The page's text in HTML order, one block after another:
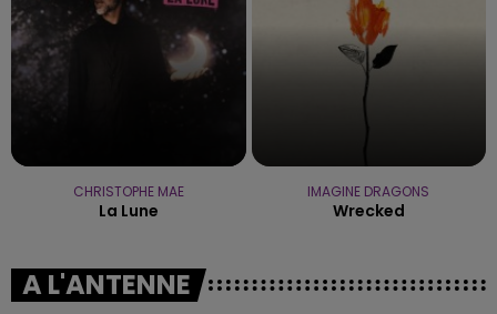
CHRISTOPHE MAE
La Lune
IMAGINE DRAGONS
Wrecked
A L'ANTENNE